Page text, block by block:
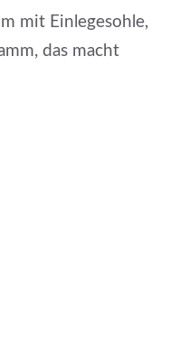
mit Einlegesohle,
das macht